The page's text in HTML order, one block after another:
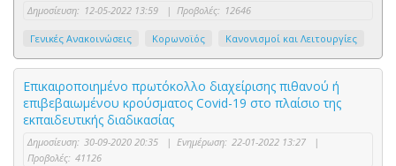
Δημοσίευση: 12-05-2022 13:59 | Προβολές: 12646
Γενικές Ανακοινώσεις Κορωνοϊός Κανονισμοί και Λειτουργίες
Επικαιροποιημένο πρωτόκολλο διαχείρισης πιθανού ή
επιβεβαιωμένου κρούσματος Covid-19 στο πλαίσιο της
εκπαιδευτικής διαδικασίας
Δημοσίευση: 30-09-2020 20:35 | Ενημέρωση: 22-01-2022 13:27
|
Προβολές: 41126